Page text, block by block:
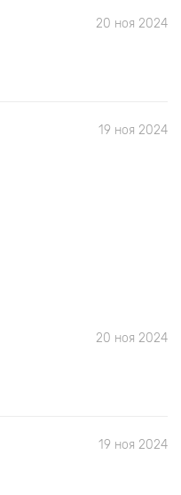
20 ноя 2024
19 ноя 2024
20 ноя 2024
19 ноя 2024